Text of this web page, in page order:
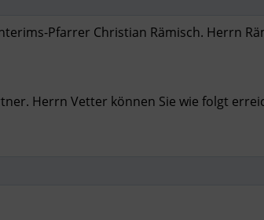
Pfarrer Christian Rämisch. Herrn
Herrn Vetter können Sie wie folgt